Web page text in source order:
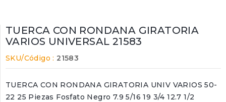
TUERCA CON RONDANA GIRATORIA
VARIOS UNIVERSAL 21583
SKU/Código : 21583
TUERCA CON RONDANA GIRATORIA UNIV VARIOS 50-
22 25 Piezas Fosfato Negro 7.9 5/16 19 3/4 12.7 1/2